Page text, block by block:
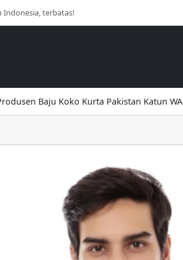
Indonesia, terbatas!
Baju Koko Kurta Pakistan Katun